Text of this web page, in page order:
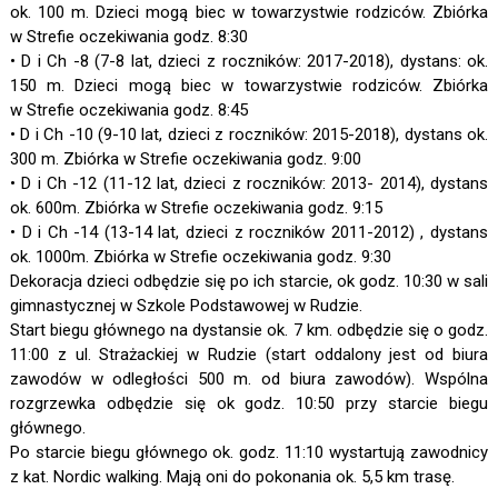
ok. 100 m. Dzieci mogą biec w towarzystwie rodziców. Zbiórka
w Strefie oczekiwania godz. 8:30
• D i Ch -8 (7-8 lat, dzieci z roczników: 2017-2018), dystans: ok.
150 m. Dzieci mogą biec w towarzystwie rodziców. Zbiórka
w Strefie oczekiwania godz. 8:45
• D i Ch -10 (9-10 lat, dzieci z roczników: 2015-2018), dystans ok.
300 m. Zbiórka w Strefie oczekiwania godz. 9:00
• D i Ch -12 (11-12 lat, dzieci z roczników: 2013- 2014), dystans
ok. 600m. Zbiórka w Strefie oczekiwania godz. 9:15
• D i Ch -14 (13-14 lat, dzieci z roczników 2011-2012) , dystans
ok. 1000m. Zbiórka w Strefie oczekiwania godz. 9:30
Dekoracja dzieci odbędzie się po ich starcie, ok godz. 10:30 w sali
gimnastycznej w Szkole Podstawowej w Rudzie.
Start biegu głównego na dystansie ok. 7 km. odbędzie się o godz.
11:00 z ul. Strażackiej w Rudzie (start oddalony jest od biura
zawodów w odległości 500 m. od biura zawodów). Wspólna
rozgrzewka odbędzie się ok godz. 10:50 przy starcie biegu
głównego.
Po starcie biegu głównego ok. godz. 11:10 wystartują zawodnicy
z kat. Nordic walking. Mają oni do pokonania ok. 5,5 km trasę.